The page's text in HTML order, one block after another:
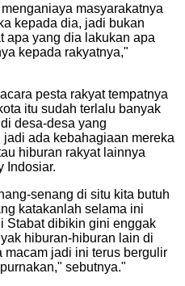
masyarakatnya
kepada dia, jadi bukan
apa yang dia lakukan apa
kepada rakyatnya,"
pesta rakyat tempatnya
itu sudah terlalu banyak
desa-desa yang
ada kebahagiaan mereka
hiburan rakyat lainnya
Indosiar.
senang di situ kita butuh
katakanlah selama ini
Stabat dibikin gini enggak
hiburan-hiburan lain di
jadi ini terus bergulir
sebutnya."